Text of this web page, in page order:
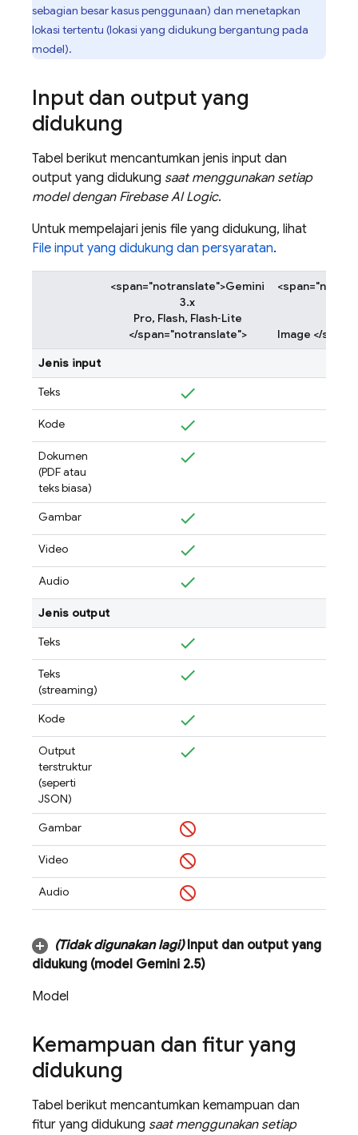
sebagian besar kasus penggunaan) dan menetapkan
lokasi tertentu (lokasi yang didukung bergantung pada
model).
Input dan output yang
didukung
Tabel berikut mencantumkan jenis input dan
output yang didukung saat menggunakan setiap
model dengan Firebase AI Logic.
Untuk mempelajari jenis file yang didukung, lihat
File input yang didukung dan persyaratan.
<span="notranslate">Gemini
3.x
Pro, Flash, Flash‑Lite
</span="notranslate">
Image </
Jenis input
Teks
Kode
Dokumen
(PDF atau
teks biasa)
Gambar
Video
Audio
Jenis output
Teks
Teks
(streaming)
Kode
Output
terstruktur
(seperti
JSON)
Gambar
Video
Audio
(Tidak digunakan lagi)Input dan output yang
didukung (model Gemini 2.5)
Model
Kemampuan dan fitur yang
didukung
Tabel berikut mencantumkan kemampuan dan
fitur yang didukung saat menggunakan setiap